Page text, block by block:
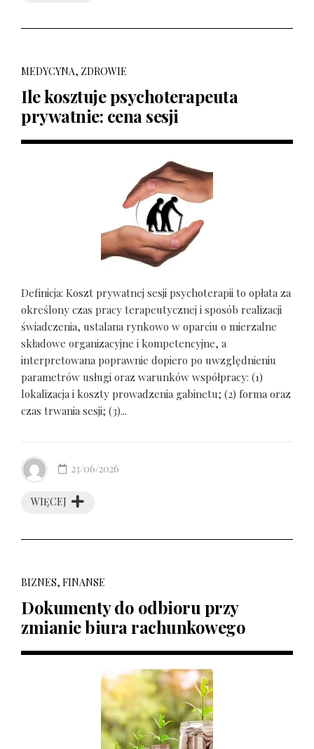
MEDYCYNA, ZDROWIE
Ile kosztuje psychoterapeuta
prywatnie: cena sesji
Definicja: Koszt prywatnej sesji psychoterapii to opłata za
określony czas pracy terapeutycznej i sposób realizacji
świadczenia, ustalana rynkowo w oparciu o mierzalne
składowe organizacyjne i kompetencyjne, a
interpretowana poprawnie dopiero po uwzględnieniu
parametrów usługi oraz warunków współpracy: (1)
lokalizacja i koszty prowadzenia gabinetu; (2) forma oraz
czas trwania sesji; (3)...
WIĘCEJ
23/06/2026
BIZNES, FINANSE
Dokumenty do odbioru przy
zmianie biura rachunkowego